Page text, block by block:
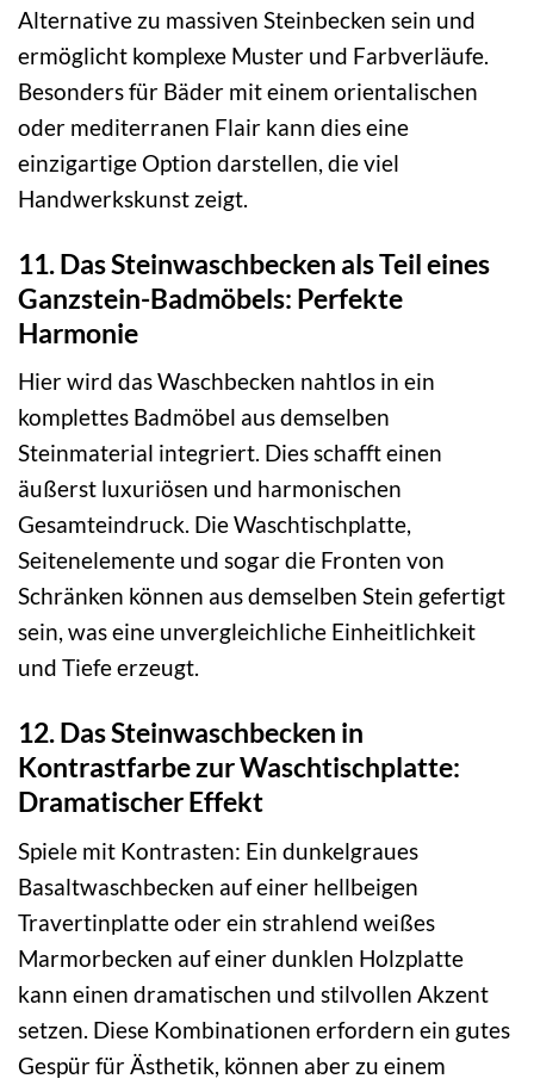
Alternative zu massiven Steinbecken sein und
ermöglicht komplexe Muster und Farbverläufe.
Besonders für Bäder mit einem orientalischen
oder mediterranen Flair kann dies eine
einzigartige Option darstellen, die viel
Handwerkskunst zeigt.
11. Das Steinwaschbecken als Teil eines
Ganzstein-Badmöbels: Perfekte
Harmonie
Hier wird das Waschbecken nahtlos in ein
komplettes Badmöbel aus demselben
Steinmaterial integriert. Dies schafft einen
äußerst luxuriösen und harmonischen
Gesamteindruck. Die Waschtischplatte,
Seitenelemente und sogar die Fronten von
Schränken können aus demselben Stein gefertigt
sein, was eine unvergleichliche Einheitlichkeit
und Tiefe erzeugt.
12. Das Steinwaschbecken in
Kontrastfarbe zur Waschtischplatte:
Dramatischer Effekt
Spiele mit Kontrasten: Ein dunkelgraues
Basaltwaschbecken auf einer hellbeigen
Travertinplatte oder ein strahlend weißes
Marmorbecken auf einer dunklen Holzplatte
kann einen dramatischen und stilvollen Akzent
setzen. Diese Kombinationen erfordern ein gutes
Gespür für Ästhetik, können aber zu einem